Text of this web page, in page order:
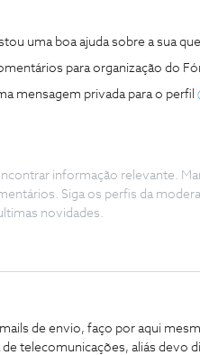
uma boa ajuda sobre a sua
para organização do
mensagem privada para o perfil
informação relevante.
Siga os perfis da
novidades.
de envio, faço por aqui
telecomunicações, aliás devo